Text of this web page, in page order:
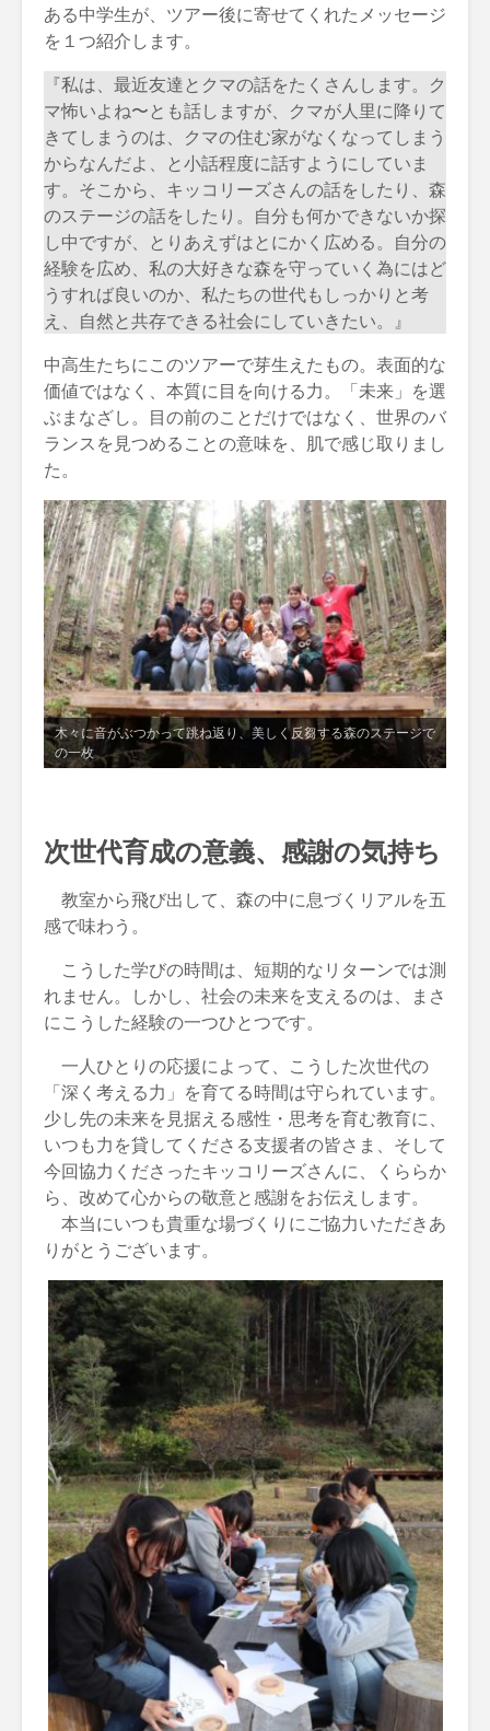
ある中学生が、ツアー後に寄せてくれたメッセージ
を１つ紹介します。
『私は、最近友達とクマの話をたくさんします。ク
マ怖いよね〜とも話しますが、クマが人里に降りて
きてしまうのは、クマの住む家がなくなってしまう
からなんだよ、と小話程度に話すようにしていま
す。そこから、キッコリーズさんの話をしたり、森
のステージの話をしたり。自分も何かできないか探
し中ですが、とりあえずはとにかく広める。自分の
経験を広め、私の大好きな森を守っていく為にはど
うすれば良いのか、私たちの世代もしっかりと考
え、自然と共存できる社会にしていきたい。』
中高生たちにこのツアーで芽生えたもの。表面的な
価値ではなく、本質に目を向ける力。「未来」を選
ぶまなざし。目の前のことだけではなく、世界のバ
ランスを見つめることの意味を、肌で感じ取りまし
た。
木々に音がぶつかって跳ね返り、美しく反芻する森のステージで
の一枚
次世代育成の意義、感謝の気持ち
教室から飛び出して、森の中に息づくリアルを五
感で味わう。
こうした学びの時間は、短期的なリターンでは測
れません。しかし、社会の未来を支えるのは、まさ
にこうした経験の一つひとつです。
一人ひとりの応援によって、こうした次世代の
「深く考える力」を育てる時間は守られています。
少し先の未来を見据える感性・思考を育む教育に、
いつも力を貸してくださる支援者の皆さま、そして
今回協力くださったキッコリーズさんに、くららか
ら、改めて心からの敬意と感謝をお伝えします。
本当にいつも貴重な場づくりにご協力いただきあ
りがとうございます。